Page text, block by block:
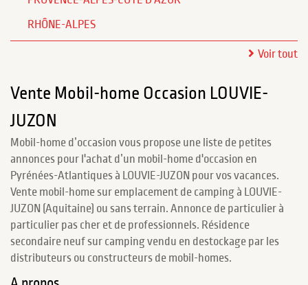
RHÔNE-ALPES
Voir tout
Vente Mobil-home Occasion LOUVIE-
JUZON
Mobil-home d’occasion vous propose une liste de petites
annonces pour l'achat d’un mobil-home d'occasion en
Pyrénées-Atlantiques à LOUVIE-JUZON pour vos vacances.
Vente mobil-home sur emplacement de camping à LOUVIE-
JUZON (Aquitaine) ou sans terrain. Annonce de particulier à
particulier pas cher et de professionnels. Résidence
secondaire neuf sur camping vendu en destockage par les
distributeurs ou constructeurs de mobil-homes.